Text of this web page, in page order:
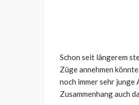
Schon seit längerem
Züge annehmen
noch immer sehr junge
Zusammenhang auch